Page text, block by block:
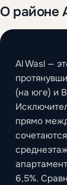
О районе
Al Wasl —
(на юге) и
прямо
6,5%.